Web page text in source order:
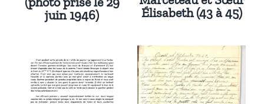
juin 1946)
Élisabeth (43 à 45)